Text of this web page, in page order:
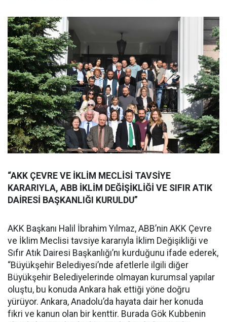
“AKK ÇEVRE VE İKLİM MECLİSİ TAVSİYE
KARARIYLA, ABB İKLİM DEĞİŞİKLİĞİ VE SIFIR ATIK
DAİRESİ BAŞKANLIĞI KURULDU”
AKK Başkanı Halil İbrahim Yılmaz, ABB’nin AKK Çevre
ve İklim Meclisi tavsiye kararıyla İklim Değişikliği ve
Sıfır Atık Dairesi Başkanlığı’nı kurduğunu ifade ederek,
“Büyükşehir Belediyesi’nde afetlerle ilgili diğer
Büyükşehir Belediyelerinde olmayan kurumsal yapılar
oluştu, bu konuda Ankara hak ettiği yöne doğru
yürüyor. Ankara, Anadolu’da hayata dair her konuda
fikri ve kanun olan bir kenttir. Burada Gök Kubbenin